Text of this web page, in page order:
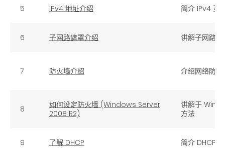
5 IPv4 地址介绍 简介 IPv4 互
6 子网路遮罩介绍 讲解子网路
7 防火墙介绍 介绍网络防
8
如何设定防火墙 (Windows Server
2008 R2)
讲解于
方法
9 了解 DHCP 简介 DHCP